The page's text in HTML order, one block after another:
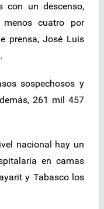
con un descenso,
cuatro por
prensa, José Luis
sospechosos y
261 mil 457
nacional hay un
en camas
y Tabasco los